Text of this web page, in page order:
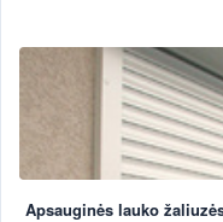
Apsauginės lauko